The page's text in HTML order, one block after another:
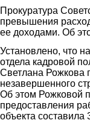
Прокуратура
превышения
ее доходами. Об
Установлено, что
отдела кадровой
Светлана Рожкова
незавершенного
Об этом Рожковой
предоставления
объекта